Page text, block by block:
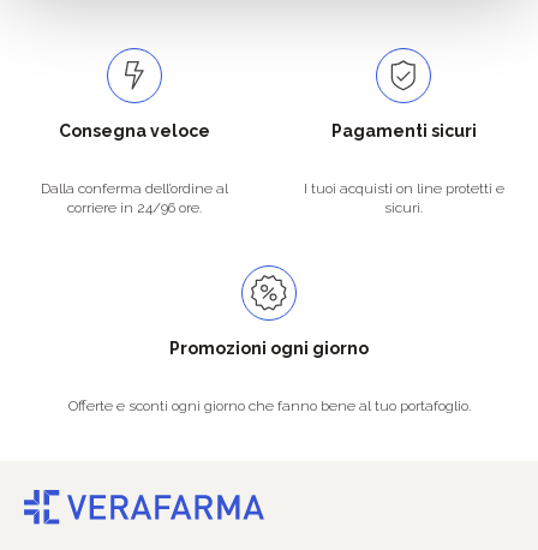
Consegna veloce
Dalla conferma dell’ordine al
corriere in 24/96 ore.
Pagamenti sicuri
I tuoi acquisti on line protetti e
sicuri.
Promozioni ogni giorno
Offerte e sconti ogni giorno che fanno bene al tuo portafoglio.